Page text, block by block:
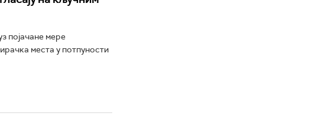
појачане мере
места у потпуности